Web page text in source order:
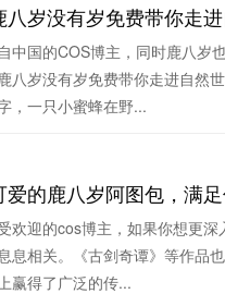
岁没有岁免费带你走
中国的COS博主，同时鹿八岁
八岁没有岁免费带你走进自然
，一只小蜜蜂在野...
的鹿八岁阿图包，满足
欢迎的cos博主，如果你想更
息相关。《古剑奇谭》等作品
赢得了广泛的传...